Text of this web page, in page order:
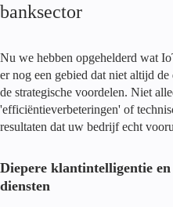
banksector
Nu we hebben opgehelderd wat
er nog een gebied dat niet altijd
de strategische voordelen. Niet
'efficiëntieverbeteringen' of
resultaten dat uw bedrijf echt
Diepere klantintelligentie
diensten